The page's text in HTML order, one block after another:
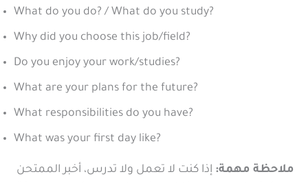
What do you do? / What do you study?
Why did you choose this job/field?
Do you enjoy your work/studies?
What are your plans for the future?
What responsibilities do you have?
What was your first day like?
ملاحظة مهمة: إذا كنت لا تعمل ولا تدرس، أخبر الممتحن